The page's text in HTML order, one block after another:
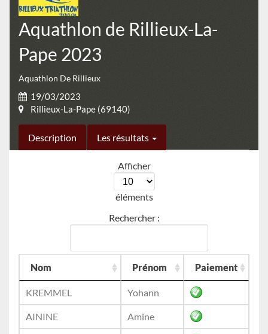
Aquathlon de Rillieux-La-
Pape 2023
Aquathlon De Rillieux
19/03/2023
Rillieux-La-Pape (69140)
Description Les résultats
Afficher
éléments
Rechercher :
Nom Prénom Paiement
KREMMEL Yohann
AININE Amine